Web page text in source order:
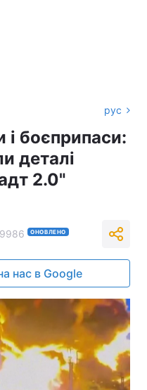
рус
і боєприпаси:
деталі
2.0"
9986 ОНОВЛЕНО
нас в Google